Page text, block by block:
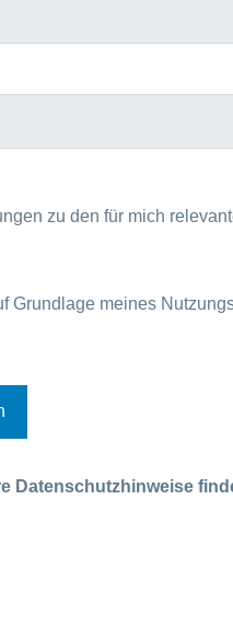
zu den für mich
Grundlage meines
Datenschutzhinweise